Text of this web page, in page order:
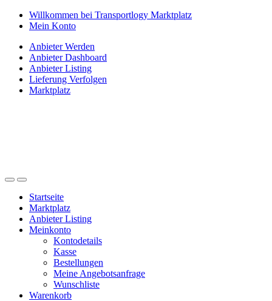
Navigation
Zum
Inhalt
Willkommen bei Transportlogy Marktplatz
Mein Konto
Anbieter Werden
Anbieter Dashboard
Anbieter Listing
Lieferung Verfolgen
Marktplatz
Startseite
Marktplatz
Anbieter Listing
Meinkonto
Kontodetails
Kasse
Bestellungen
Meine Angebotsanfrage
Wunschliste
Warenkorb